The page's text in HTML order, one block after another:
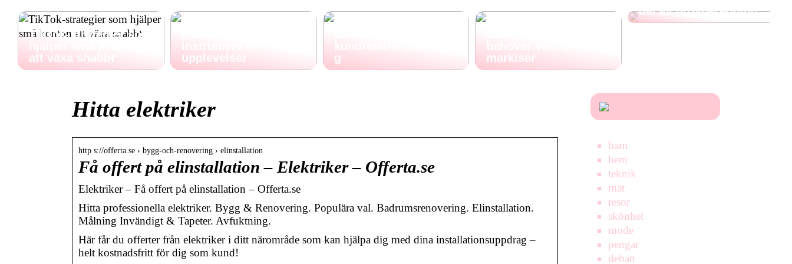
TikTok-strategier som
att växa snabbt
upplevelser
kundrelationshanterin
g
markiser
del av provberedning
Hitta elektriker
http s://offerta.se › bygg-och-renovering › elinstallation
Få offert på elinstallation – Elektriker – Offerta.se
Elektriker – Få offert på elinstallation – Offerta.se
Hitta professionella elektriker. Bygg & Renovering. Populära val. Badrumsrenovering. Elinstallation.
Målning Invändigt & Tapeter. Avfuktning.
Här får du offerter från elektriker i ditt närområde som kan hjälpa dig med dina installationsuppdrag –
helt kostnadsfritt för dig som kund!
barn
hem
teknik
mat
resor
skönhet
mode
pengar
debatt